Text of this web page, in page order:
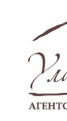
Дома/
Продажа
Аренда